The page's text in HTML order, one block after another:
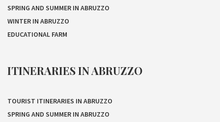
SPRING AND SUMMER IN ABRUZZO
WINTER IN ABRUZZO
EDUCATIONAL FARM
ITINERARIES IN ABRUZZO
TOURIST ITINERARIES IN ABRUZZO
SPRING AND SUMMER IN ABRUZZO